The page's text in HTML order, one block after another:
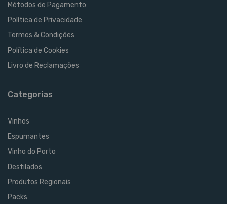
Métodos de Pagamento
Política de Privacidade
Termos & Condições
Política de Cookies
Livro de Reclamações
Categorias
Vinhos
Espumantes
Vinho do Porto
Destilados
Produtos Regionais
Packs